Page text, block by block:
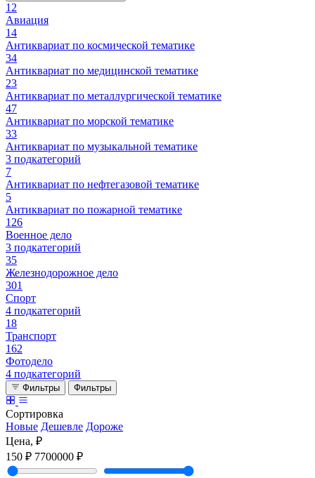
12
Авиация
14
Антиквариат по космической тематике
34
Антиквариат по медицинской тематике
23
Антиквариат по металлургической тематике
47
Антиквариат по морской тематике
33
Антиквариат по музыкальной тематике
3 подкатегорий
7
Антиквариат по нефтегазовой тематике
5
Антиквариат по пожарной тематике
126
Военное дело
3 подкатегорий
35
Железнодорожное дело
301
Спорт
4 подкатегорий
18
Транспорт
162
Фотодело
4 подкатегорий
Фильтры Фильтры
Сортировка
Новые Дешевле Дороже
Цена, ₽
150 ₽ 7700000 ₽